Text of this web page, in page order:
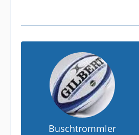
Buschtrommler